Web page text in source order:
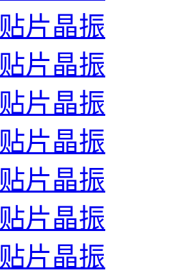
片晶振
片晶振
片晶振
片晶振
片晶振
片晶振
片晶振